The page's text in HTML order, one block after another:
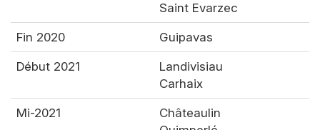
Saint Evarzec
Fin 2020 Guipavas
Début 2021
Landivisiau
Carhaix
Mi-2021
Châteaulin